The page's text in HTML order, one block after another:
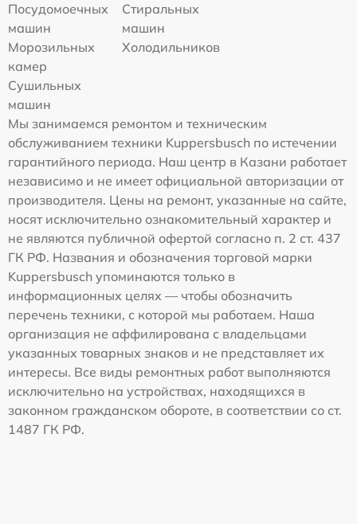
Посудомоечных
машин
Стиральных
машин
Морозильных
камер
Холодильников
Сушильных
машин
Мы занимаемся ремонтом и техническим
обслуживанием техники Kuppersbusch по истечении
гарантийного периода. Наш центр в Казани работает
независимо и не имеет официальной авторизации от
производителя. Цены на ремонт, указанные на сайте,
носят исключительно ознакомительный характер и
не являются публичной офертой согласно п. 2 ст. 437
ГК РФ. Названия и обозначения торговой марки
Kuppersbusch упоминаются только в
информационных целях — чтобы обозначить
перечень техники, с которой мы работаем. Наша
организация не аффилирована с владельцами
указанных товарных знаков и не представляет их
интересы. Все виды ремонтных работ выполняются
исключительно на устройствах, находящихся в
законном гражданском обороте, в соответствии со ст.
1487 ГК РФ.